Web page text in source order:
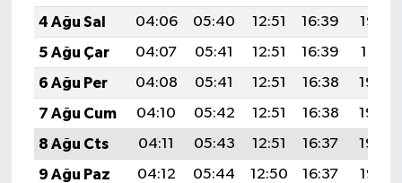
4 Ağu Sal
04:06 05:40 12:51 16:39
19:52
5 Ağu Çar
04:07 05:41 12:51 16:39
19:51
6 Ağu Per
04:08 05:41 12:51 16:38
19:50
7 Ağu Cum
04:10 05:42 12:51 16:38
19:49
8 Ağu Cts
04:11 05:43 12:51 16:37
19:48
9 Ağu Paz
04:12 05:44 12:50 16:37
19:47